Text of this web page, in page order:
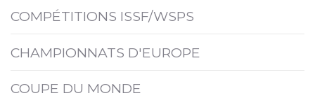
COMPÉTITIONS ISSF/WSPS
CHAMPIONNATS D'EUROPE
COUPE DU MONDE